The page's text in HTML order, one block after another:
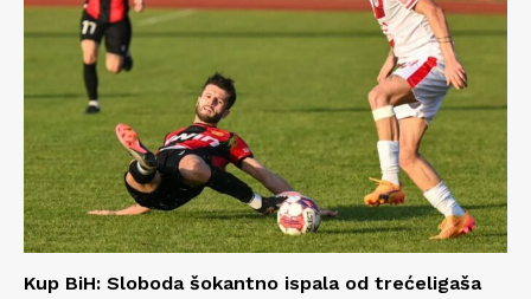
Kup BiH: Sloboda šokantno ispala od trećeligaša